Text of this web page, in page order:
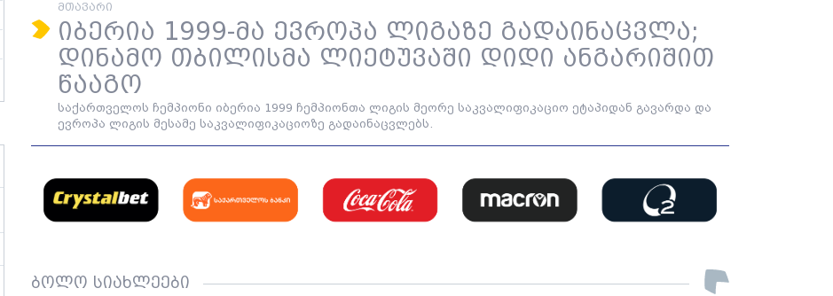
მთავარი
იბერია 1999-მა ევროპა ლიგაზე გადაინაცვლა;
დინამო თბილისმა ლიეტუვაში დიდი ანგარიშით
წააგო
საქართველოს ჩემპიონი იბერია 1999 ჩემპიონთა ლიგის მეორე საკვალიფიკაციო ეტაპიდან გავარდა და
ევროპა ლიგის მესამე საკვალიფიკაციოზე გადაინაცვლებს.
ბოლო სიახლეები